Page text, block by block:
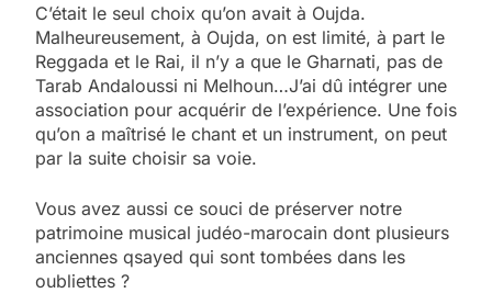
C’était le seul choix qu’on avait à Oujda.
Malheureusement, à Oujda, on est limité, à part le
Reggada et le Rai, il n’y a que le Gharnati, pas de
Tarab Andaloussi ni Melhoun…J’ai dû intégrer une
association pour acquérir de l’expérience. Une fois
qu’on a maîtrisé le chant et un instrument, on peut
par la suite choisir sa voie.
Vous avez aussi ce souci de préserver notre
patrimoine musical judéo-marocain dont plusieurs
anciennes qsayed qui sont tombées dans les
oubliettes ?